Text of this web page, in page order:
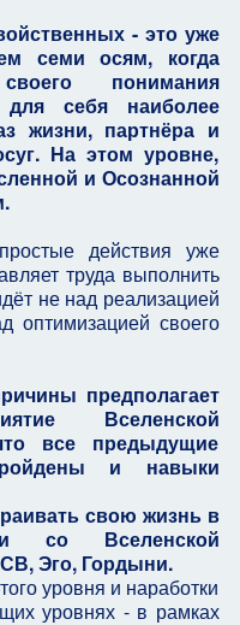
- это уже
семи осям, когда
понимания
для себя наиболее
жизни, партнёра и
На этом уровне,
и Осознанной
действия уже
труда выполнить
не над реализацией
оптимизацией своего
предполагает
Вселенской
все предыдущие
и навыки
свою жизнь в
со Вселенской
Эго, Гордыни.
уровня и наработки
уровнях - в рамках